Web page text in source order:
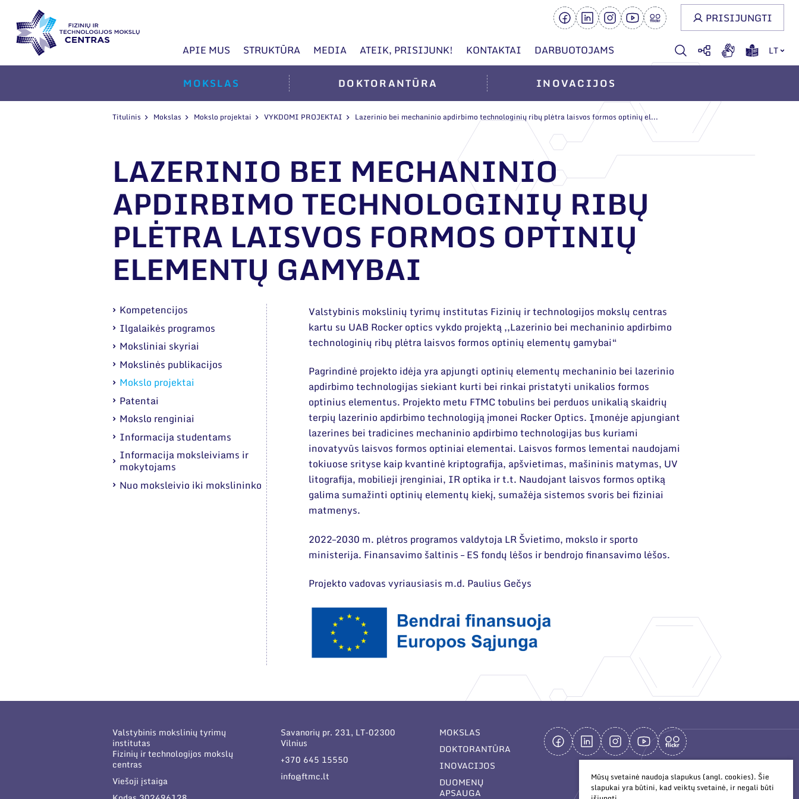
APIE MUS STRUKTŪRA MEDIA ATEIK, PRISIJUNK! KONTAKTAI DARBUOTOJAMS LT
PRISIJUNGTI
MOKSLAS DOKTORANTŪRA INOVACIJOS
Titulinis Mokslas Mokslo projektai VYKDOMI PROJEKTAI Lazerinio bei mechaninio apdirbimo technologinių ribų plėtra laisvos formos optinių el...
LAZERINIO BEI MECHANINIO
APDIRBIMO TECHNOLOGINIŲ RIBŲ
PLĖTRA LAISVOS FORMOS OPTINIŲ
ELEMENTŲ GAMYBAI
Kompetencijos
Ilgalaikės programos
Moksliniai skyriai
Mokslinės publikacijos
Mokslo projektai
Patentai
Mokslo renginiai
Informacija studentams
Informacija moksleiviams ir
mokytojams
Nuo moksleivio iki mokslininko
Valstybinis mokslinių tyrimų institutas Fizinių ir technologijos mokslų centras
kartu su UAB Rocker optics vykdo projektą ,,Lazerinio bei mechaninio apdirbimo
technologinių ribų plėtra laisvos formos optinių elementų gamybai“
Pagrindinė projekto idėja yra apjungti optinių elementų mechaninio bei lazerinio
apdirbimo technologijas siekiant kurti bei rinkai pristatyti unikalios formos
optinius elementus. Projekto metu FTMC tobulins bei perduos unikalią skaidrių
terpių lazerinio apdirbimo technologiją įmonei Rocker Optics. Įmonėje apjungiant
lazerines bei tradicines mechaninio apdirbimo technologijas bus kuriami
inovatyvūs laisvos formos optiniai elementai. Laisvos formos lementai naudojami
tokiuose srityse kaip kvantinė kriptografija, apšvietimas, mašininis matymas, UV
litografija, mobilieji įrenginiai, IR optika ir t.t. Naudojant laisvos formos optiką
galima sumažinti optinių elementų kiekį, sumažėja sistemos svoris bei fiziniai
matmenys.
2022–2030 m. plėtros programos valdytoja LR Švietimo, mokslo ir sporto
ministerija. Finansavimo šaltinis – ES fondų lėšos ir bendrojo finansavimo lėšos.
Projekto vadovas vyriausiasis m.d. Paulius Gečys
Valstybinis mokslinių tyrimų
institutas
Fizinių ir technologijos mokslų
centras
Viešoji įstaiga
Savanorių pr. 231, LT-02300
Vilnius
+370 645 15550
info@ftmc.lt
MOKSLAS
DOKTORANTŪRA
INOVACIJOS
DUOMENŲ
APSAUGA
Mūsų svetainė naudoja slapukus (angl. cookies). Šie
slapukai yra būtini, kad veiktų svetainė, ir negali būti